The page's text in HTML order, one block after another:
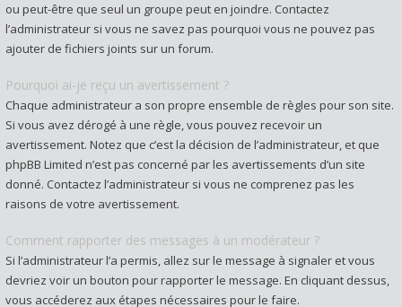
ou peut-être que seul un groupe peut en joindre. Contactez
l’administrateur si vous ne savez pas pourquoi vous ne pouvez pas
ajouter de fichiers joints sur un forum.
Pourquoi ai-je reçu un avertissement ?
Chaque administrateur a son propre ensemble de règles pour son site.
Si vous avez dérogé à une règle, vous pouvez recevoir un
avertissement. Notez que c’est la décision de l’administrateur, et que
phpBB Limited n’est pas concerné par les avertissements d’un site
donné. Contactez l’administrateur si vous ne comprenez pas les
raisons de votre avertissement.
Comment rapporter des messages à un modérateur ?
Si l’administrateur l’a permis, allez sur le message à signaler et vous
devriez voir un bouton pour rapporter le message. En cliquant dessus,
vous accéderez aux étapes nécessaires pour le faire.